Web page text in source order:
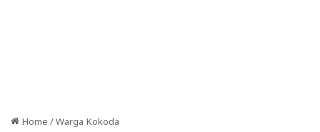
Home / Warga Kokoda